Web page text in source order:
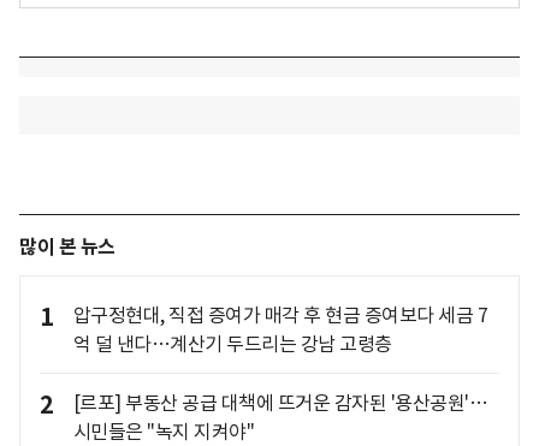
많이 본 뉴스
1
압구정현대, 직접 증여가 매각 후 현금 증여보다 세금 7
억 덜 낸다…계산기 두드리는 강남 고령층
2
[르포] 부동산 공급 대책에 뜨거운 감자된 '용산공원'…
시민들은 "녹지 지켜야"